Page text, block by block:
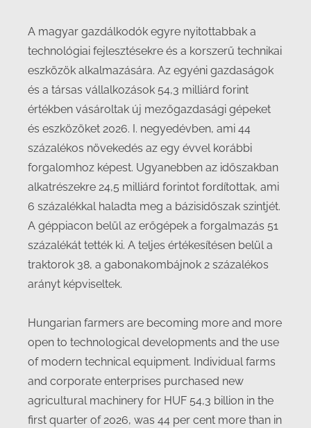
A magyar gazdálkodók egyre nyitottabbak a
technológiai fejlesztésekre és a korszerű technikai
eszközök alkalmazására. Az egyéni gazdaságok
és a társas vállalkozások 54,3 milliárd forint
értékben vásároltak új mezőgazdasági gépeket
és eszközöket 2026. I. negyedévben, ami 44
százalékos növekedés az egy évvel korábbi
forgalomhoz képest. Ugyanebben az időszakban
alkatrészekre 24,5 milliárd forintot fordítottak, ami
6 százalékkal haladta meg a bázisidőszak szintjét.
A géppiacon belül az erőgépek a forgalmazás 51
százalékát tették ki. A teljes értékesítésen belül a
traktorok 38, a gabonakombájnok 2 százalékos
arányt képviseltek.
Hungarian farmers are becoming more and more
open to technological developments and the use
of modern technical equipment. Individual farms
and corporate enterprises purchased new
agricultural machinery for HUF 54,3 billion in the
first quarter of 2026, was 44 per cent more than in